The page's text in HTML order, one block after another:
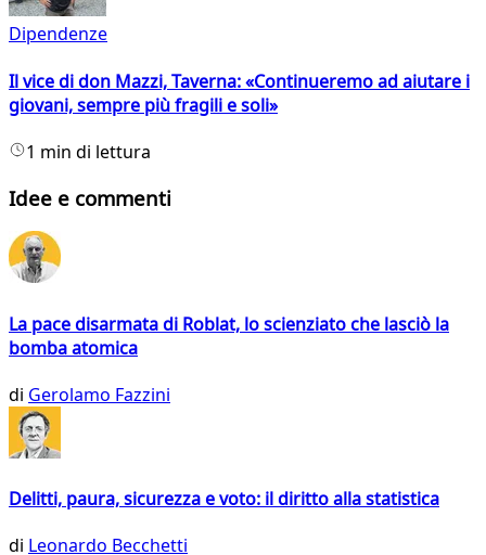
Dipendenze
Il vice di don Mazzi, Taverna: «Continueremo ad aiutare i
giovani, sempre più fragili e soli»
1 min di lettura
Idee e commenti
La pace disarmata di Roblat, lo scienziato che lasciò la
bomba atomica
di Gerolamo Fazzini
Delitti, paura, sicurezza e voto: il diritto alla statistica
di Leonardo Becchetti